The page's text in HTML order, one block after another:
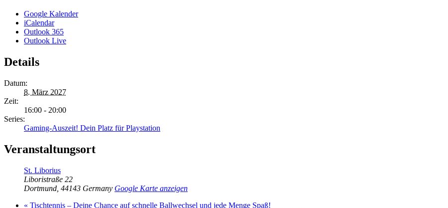
Google Kalender
iCalendar
Outlook 365
Outlook Live
Details
Datum:
8. März 2027
Zeit:
16:00 - 20:00
Series:
Gaming-Auszeit! Dein Platz für Playstation
Veranstaltungsort
St. Liborius
Liboristraße 22
Dortmund 44143 Germany Google Karte anzeigen
« Tischtennis – Deine Chance auf schnelle Ballwechsel und jede Menge Spaß!